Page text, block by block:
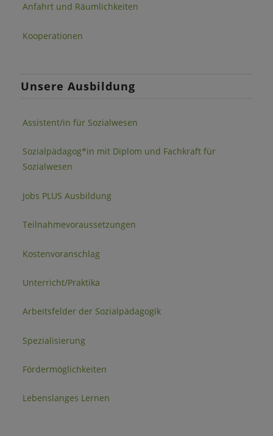
Anfahrt und Räumlichkeiten
Kooperationen
Unsere Ausbildung
Assistent/in für Sozialwesen
Sozialpädagog*in mit Diplom und Fachkraft für
Sozialwesen
Jobs PLUS Ausbildung
Teilnahmevoraussetzungen
Kostenvoranschlag
Unterricht/Praktika
Arbeitsfelder der Sozialpädagogik
Spezialisierung
Fördermöglichkeiten
Lebenslanges Lernen